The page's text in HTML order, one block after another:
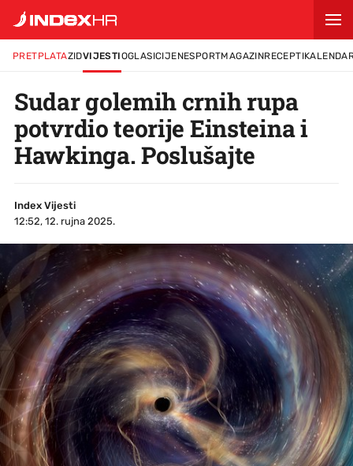
PRETPLATAZIDVIJESTIOGLASICIJENESPORTMAGAZINRECEPTI
Sudar golemih crnih rupa
potvrdio teorije Einsteina i
Hawkinga. Poslušajte
Index Vijesti
12:52, 12. rujna 2025.